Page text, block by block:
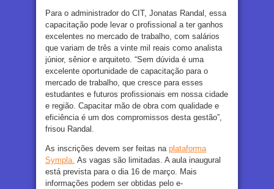
Para o administrador do CIT, Jonatas Randal, essa
capacitação pode levar o profissional a ter ganhos
excelentes no mercado de trabalho, com salários
que variam de três a vinte mil reais como analista
júnior, sênior e arquiteto. “Sem dúvida é uma
excelente oportunidade de capacitação para o
mercado de trabalho, que cresce para esses
estudantes e futuros profissionais em nossa cidade
e região. Capacitar mão de obra com qualidade e
eficiência é um dos compromissos desta gestão”,
frisou Randal.
As inscrições devem ser feitas na plataforma
Sympla. As vagas são limitadas. A aula inaugural
está prevista para o dia 16 de março. Mais
informações podem ser obtidas pelo e-